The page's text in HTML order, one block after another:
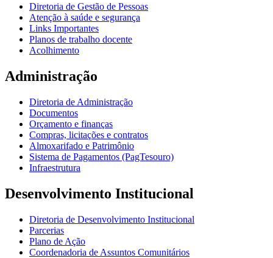
Diretoria de Gestão de Pessoas
Atenção à saúde e segurança
Links Importantes
Planos de trabalho docente
Acolhimento
Administração
Diretoria de Administração
Documentos
Orçamento e finanças
Compras, licitações e contratos
Almoxarifado e Patrimônio
Sistema de Pagamentos (PagTesouro)
Infraestrutura
Desenvolvimento Institucional
Diretoria de Desenvolvimento Institucional
Parcerias
Plano de Ação
Coordenadoria de Assuntos Comunitários